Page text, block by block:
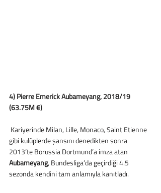
4) Pierre Emerick Aubameyang, 2018/19
(63.75M €)
gibi kulüplerde şansını denedikten sonra
2013’te Borussia Dortmund’a imza atan
Aubameyang, Bundesliga’da geçirdiği 4.5
sezonda kendini tam anlamıyla kanıtladı.